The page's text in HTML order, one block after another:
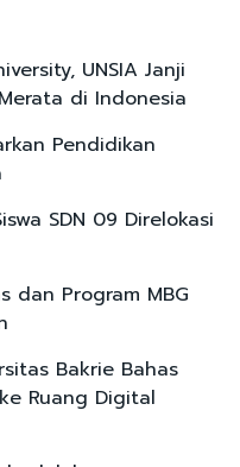
UNSIA Janji
di Indonesia
Pendidikan
SDN 09 Direlokasi
dan Program MBG
Bakrie Bahas
Ruang Digital